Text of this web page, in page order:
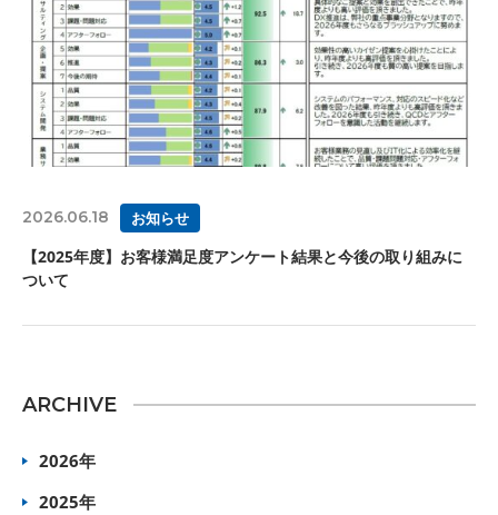
2026.06.18 お知らせ
【2025年度】お客様満足度アンケート結果と今後の取り組みに
ついて
ARCHIVE
2026年
2025年